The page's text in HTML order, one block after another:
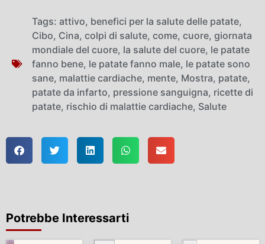
Tags: attivo, benefici per la salute delle patate,
Cibo, Cina, colpi di salute, come, cuore, giornata
mondiale del cuore, la salute del cuore, le patate
fanno bene, le patate fanno male, le patate sono
sane, malattie cardiache, mente, Mostra, patate,
patate da infarto, pressione sanguigna, ricette di
patate, rischio di malattie cardiache, Salute
Potrebbe Interessarti